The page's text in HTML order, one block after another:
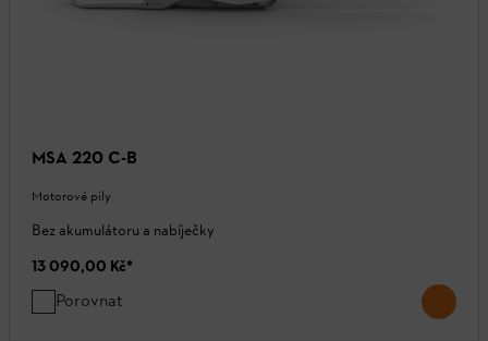
MSA 220 C-B
Motorové pily
Bez akumulátoru a nabíječky
13 090,00 Kč*
Porovnat